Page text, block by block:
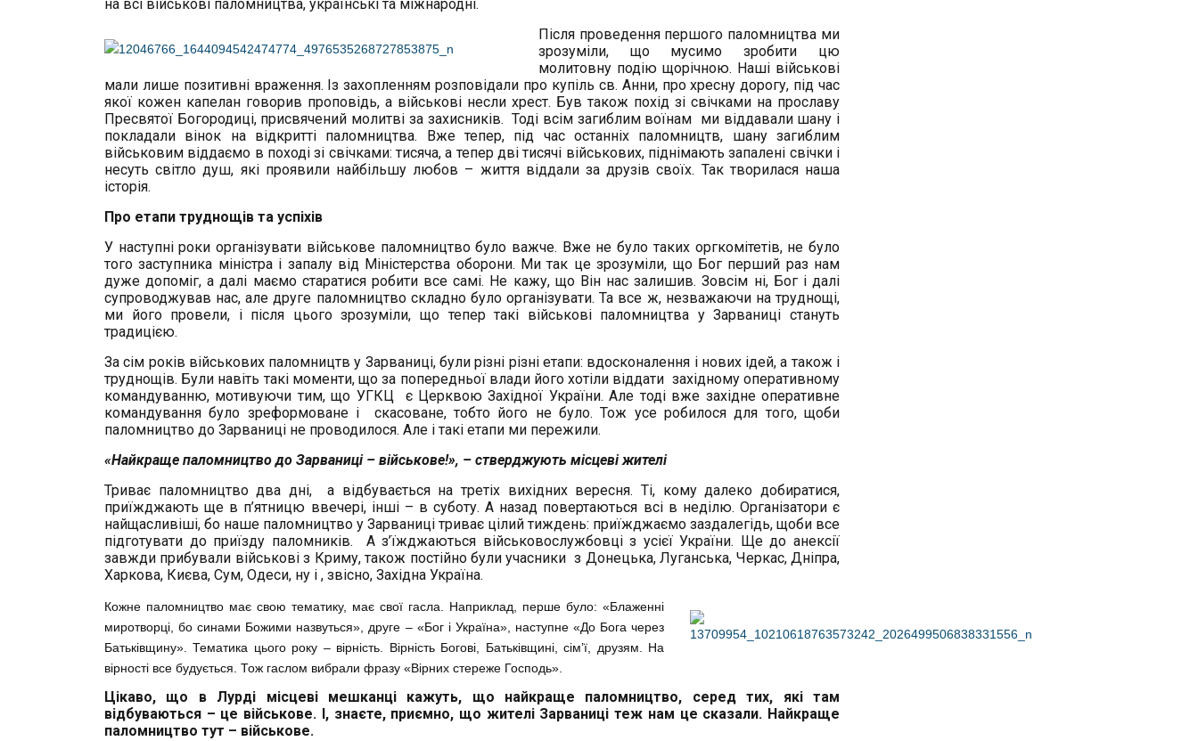
на всі військові паломництва, українські та міжнародні.
Після проведення першого паломництва ми
зрозуміли, що мусимо зробити цю
молитовну подію щорічною. Наші військові
мали лише позитивні враження. Із захопленням розповідали про купіль св. Анни, про хресну дорогу, під час
якої кожен капелан говорив проповідь, а військові несли хрест. Був також похід зі свічками на прославу
Пресвятої Богородиці, присвячений молитві за захисників. Тоді всім загиблим воїнам ми віддавали шану і
покладали вінок на відкритті паломництва. Вже тепер, під час останніх паломництв, шану загиблим
військовим віддаємо в поході зі свічками: тисяча, а тепер дві тисячі військових, піднімають запалені свічки і
несуть світло душ, які проявили найбільшу любов – життя віддали за друзів своїх. Так творилася наша
історія.
Про етапи труднощів та успіхів
У наступні роки організувати військове паломництво було важче. Вже не було таких оргкомітетів, не було
того заступника міністра і запалу від Міністерства оборони. Ми так це зрозуміли, що Бог перший раз нам
дуже допоміг, а далі маємо старатися робити все самі. Не кажу, що Він нас залишив. Зовсім ні, Бог і далі
супроводжував нас, але друге паломництво складно було організувати. Та все ж, незважаючи на труднощі,
ми його провели, і після цього зрозуміли, що тепер такі військові паломництва у Зарваниці стануть
традицією.
За сім років військових паломництв у Зарваниці, були різні різні етапи: вдосконалення і нових ідей, а також і
труднощів. Були навіть такі моменти, що за попередньої влади його хотіли віддати західному оперативному
командуванню, мотивуючи тим, що УГКЦ є Церквою Західної України. Але тоді вже західне оперативне
командування було зреформоване і скасоване, тобто його не було. Тож усе робилося для того, щоби
паломництво до Зарваниці не проводилося. Але і такі етапи ми пережили.
«Найкраще паломництво до Зарваниці – військове!», – стверджують місцеві жителі
Триває паломництво два дні, а відбувається на третіх вихідних вересня. Ті, кому далеко добиратися,
приїжджають ще в п’ятницю ввечері, інші – в суботу. А назад повертаються всі в неділю. Організатори є
найщасливіші, бо наше паломництво у Зарваниці триває цілий тиждень: приїжджаємо заздалегідь, щоби все
підготувати до приїзду паломників. А з’їжджаються військовослужбовці з усієї України. Ще до анексії
завжди прибували військові з Криму, також постійно були учасники з Донецька, Луганська, Черкас, Дніпра,
Харкова, Києва, Сум, Одеси, ну і , звісно, Західна Україна.
Кожне паломництво має свою тематику, має свої гасла. Наприклад, перше було: «Блаженні
миротворці, бо синами Божими назвуться», друге – «Бог і Україна», наступне «До Бога через
Батьківщину». Тематика цього року – вірність. Вірність Богові, Батьківщині, сім’ї, друзям. На
вірності все будується. Тож гаслом вибрали фразу «Вірних стереже Господь».
Цікаво, що в Лурді місцеві мешканці кажуть, що найкраще паломництво, серед тих, які там
відбуваються – це військове. І, знаєте, приємно, що жителі Зарваниці теж нам це сказали. Найкраще
паломництво тут – військове.